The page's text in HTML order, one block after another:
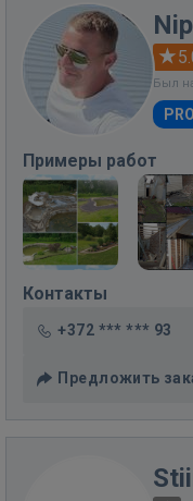
Был
PRO
Примеры работ
Контакты
+372 *** *** 93
Предложить